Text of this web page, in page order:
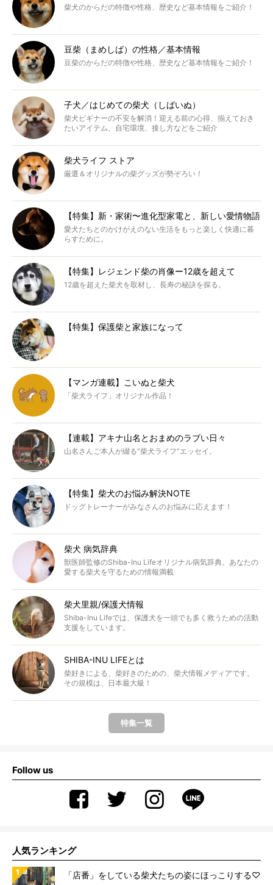
柴犬のからだの特徴や性格、歴史など基本情報をご紹介！
豆柴（まめしば）の性格／基本情報
豆柴のからだの特徴や性格、歴史など基本情報をご紹介！
子犬／はじめての柴犬（しばいぬ）
柴犬ビギナーの不安を解消！迎える前の心得、揃えておき
たいアイテム、自宅環境、接し方などをご紹介
柴犬ライフ ストア
厳選＆オリジナルの柴グッズが勢ぞろい！
【特集】新・家術〜進化型家電と、新しい愛情物語
愛犬たちとのかけがえのない生活をもっと楽しく快適に暮
らすために。
【特集】レジェンド柴の肖像ー12歳を超えて
12歳を超えた柴犬を取材し、長寿の秘訣を探る。
【特集】保護柴と家族になって
【マンガ連載】こいぬと柴犬
「柴犬ライフ」オリジナル作品！
【連載】アキナ山名とおまめのラブい日々
山名さんご本人が綴る“柴犬ライフ”エッセイ。
【特集】柴犬のお悩み解決NOTE
ドッグトレーナーがみなさんのお悩みに応えます！
柴犬 病気辞典
獣医師監修のShiba-Inu Lifeオリジナル病気辞典。あなたの
愛する柴犬を守るための情報満載
柴犬里親/保護犬情報
Shiba-Inu Lifeでは、保護犬を一頭でも多く救うための活動
支援をしています。
SHIBA-INU LIFEとは
柴好きによる、柴好きのための、柴犬情報メディアです。
その規模は、日本最大級！
特集一覧
Follow us
人気ランキング
「店番」をしている柴犬たちの姿にほっこりする♡